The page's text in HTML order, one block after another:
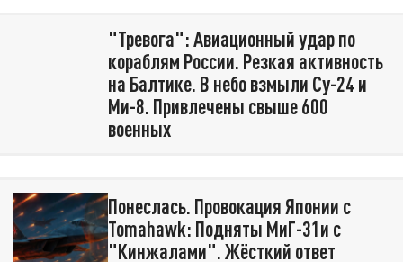
"Тревога": Авиационный удар по
кораблям России. Резкая активность
на Балтике. В небо взмыли Су-24 и
Ми-8. Привлечены свыше 600
военных
Понеслась. Провокация Японии с
Tomahawk: Подняты МиГ-31и с
"Кинжалами". Жёсткий ответ